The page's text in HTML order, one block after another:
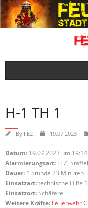
Skip
to
content
H-1 TH 1
By FE2 19.07.2023
Datum: 19.07.2023 um
Alarmierungsart: FEZ, Staffel
Dauer: 1 Stunde 23 Minuten
Einsatzart:technische Hilfe
Einsatzort:Schäferei
Weitere Kräfte: Feuerwehr